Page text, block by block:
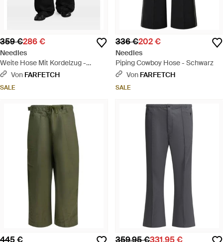
359 €286 €
Needles
Weite Hose Mit Kordelzug -
Schwarz
Von FARFETCH
SALE
336 €202 €
Needles
Piping Cowboy Hose - Schwarz
Von FARFETCH
SALE
445 € 359,95 €331,95 €